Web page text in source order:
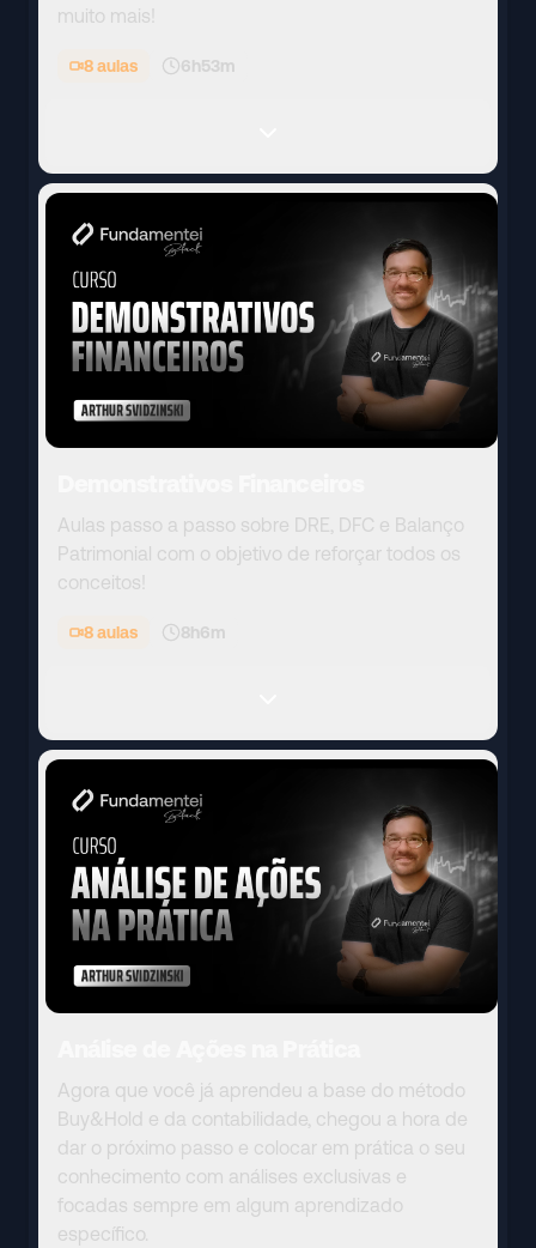
muito mais!
8aulas 6h53m
Aulas passo a passo sobre DRE, DFC e Balanço
Patrimonial com o objetivo de reforçar todos os
conceitos!
8aulas 8h6m
Agora que você já aprendeu a base do método
Buy&Hold e da contabilidade, chegou a hora de
dar o próximo passo e colocar em prática o seu
conhecimento com análises exclusivas e
focadas sempre em algum aprendizado
específico.